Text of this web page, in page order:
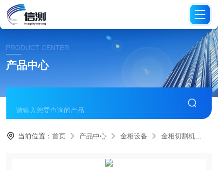
PRODUCT CENTER
产品中心
当前位置：首页 产品中心 金相设备 金相切割机